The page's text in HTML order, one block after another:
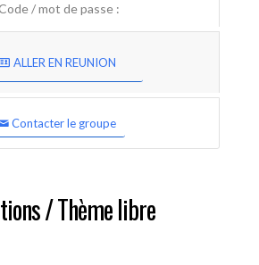
/ mot de passe :
ALLER EN REUNION
Contacter le groupe
/ Thème libre